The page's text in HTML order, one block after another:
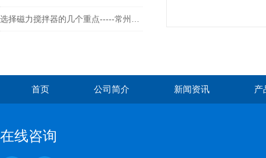
首页 公司简介 新闻资讯 产
在线咨询